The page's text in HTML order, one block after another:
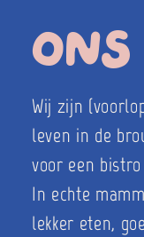
Ons
Wij zijn
leven in de
voor een
In echte
lekker eten,